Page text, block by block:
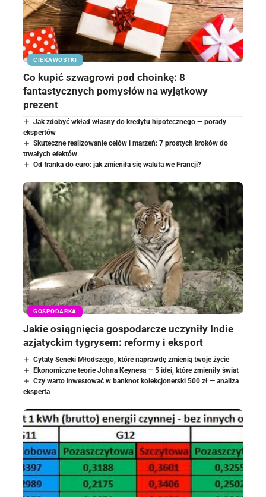
CIEKAWOSTKI
Co kupić szwagrowi pod choinkę: 8
fantastycznych pomysłów na wyjątkowy
prezent
Jak zdobyć wkład własny do kredytu hipotecznego — porady
ekspertów
Skuteczne realizowanie celów i marzeń: 7 prostych kroków do
trwałych efektów
Od franka do euro: jak zmieniła się waluta we Francji?
GOSPODARKA
Jakie osiągnięcia gospodarcze uczyniły Indie
azjatyckim tygrysem: reformy i eksport
Cytaty Seneki Młodszego, które naprawdę zmienią twoje życie
Ekonomiczne teorie Johna Keynesa — 5 idei, które zmieniły świat
Czy warto inwestować w banknot kolekcjonerski 500 zł — analiza
eksperta